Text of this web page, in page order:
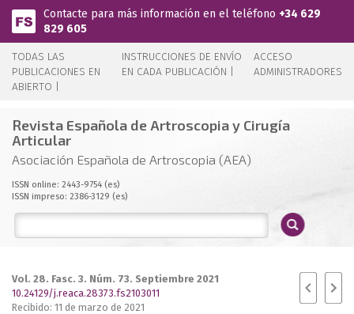
Pasar al contenido principal
Contacte para más información en el teléfono +34 629
829 605
TODAS LAS
PUBLICACIONES EN
ABIERTO |
INSTRUCCIONES DE ENVÍO
EN CADA PUBLICACIÓN |
ACCESO
ADMINISTRADORES
Revista Española de Artroscopia y Cirugía
Articular
Asociación Española de Artroscopia (AEA)
ISSN online: 2443-9754 (es)
ISSN impreso: 2386-3129 (es)
Vol. 28. Fasc. 3. Núm. 73. Septiembre 2021
10.24129/j.reaca.28373.fs2103011
Recibido: 11 de marzo de 2021